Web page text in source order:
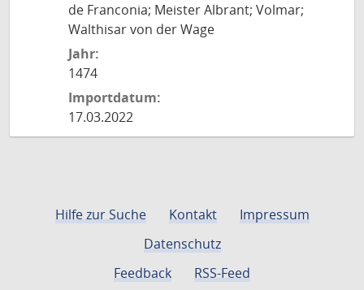
de Franconia; Meister Albrant; Volmar;
Walthisar von der Wage
Jahr:
1474
Importdatum:
17.03.2022
Hilfe zur Suche Kontakt
Impressum
Datenschutz
Feedback
RSS-Feed